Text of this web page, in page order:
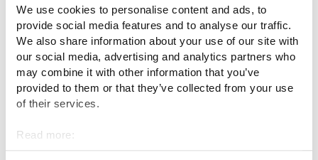
We use cookies to personalise content and ads, to
provide social media features and to analyse our traffic.
We also share information about your use of our site with
our social media, advertising and analytics partners who
may combine it with other information that you’ve
provided to them or that they’ve collected from your use
of their services.
Read more:
Cookies
elämäntilanteissa
Jatkuva haku tarjoaa joustavan reitin uuteen alkuun – tai
uuteen suuntaan. Se on avoin kaikille, mutta erityisen hyvin se
sopii henkilöille, joka haluat vaihtaa alaa, täydentää osaamista
"Koulutukseen mukaan pääseminen riippuu siitä, miten hakuja